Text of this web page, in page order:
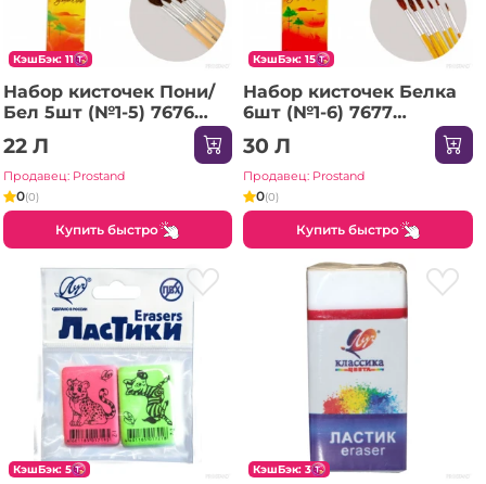
КэшБэк: 11
Набор кисточек Пони/
Бел 5шт (№1-5) 7676
/250/500
22 Л
Продавец: Prostand
0(0)
Купить быстро
КэшБэк: 15
Набор кисточек Белка
6шт (№1-6) 7677
/240/480
30 Л
Продавец: Prostand
0(0)
Купить быстро
КэшБэк: 5 КэшБэк: 3